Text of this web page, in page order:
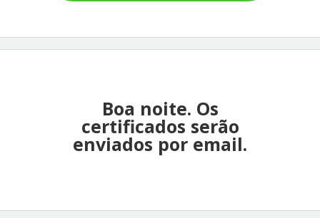
Boa noite. Os
certificados serão
enviados por email.